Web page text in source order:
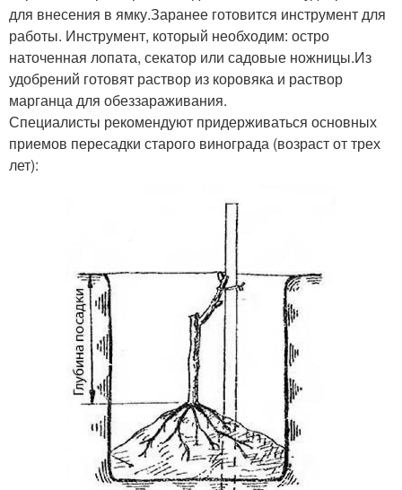
для внесения в ямку.Заранее готовится инструмент для
работы. Инструмент, который необходим: остро
наточенная лопата, секатор или садовые ножницы.Из
удобрений готовят раствор из коровяка и раствор
марганца для обеззараживания.
Специалисты рекомендуют придерживаться основных
приемов пересадки старого винограда (возраст от трех
лет):